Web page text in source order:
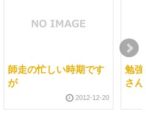
師走の忙しい時期です
が
2012-12-20
勉
さん